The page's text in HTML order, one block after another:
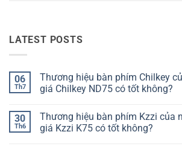
LATEST POSTS
06
Th7
Thương hiệu bàn phím Chilkey
giá Chilkey ND75 có tốt không?
bình
luận
ở
30
Th6
Thương hiệu bàn phím Kzzi của
giá Kzzi K75 có tốt không?